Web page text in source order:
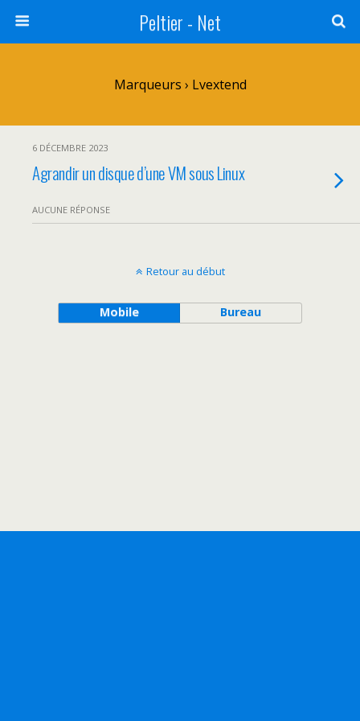
Peltier - Net
Marqueurs › Lvextend
6 DÉCEMBRE 2023
Agrandir un disque d’une VM sous Linux
AUCUNE RÉPONSE
Retour au début
Mobile Bureau